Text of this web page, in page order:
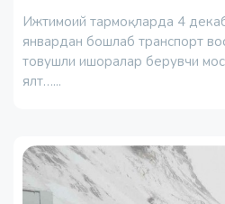
Ижтимоий тармоқларда 4
январдан бошлаб транспорт
товушли ишоралар берувчи
ялт…...